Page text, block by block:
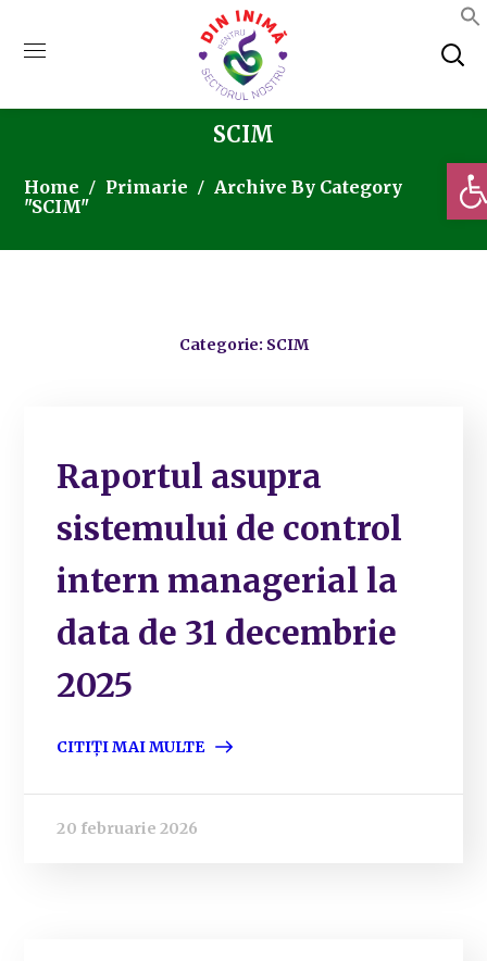
SCIM
Home Primarie
Archive By Category
"SCIM"
Categorie: SCIM
Raportul asupra
sistemului de control
intern managerial la
data de 31 decembrie
2025
CITIȚI MAI MULTE
20 februarie 2026